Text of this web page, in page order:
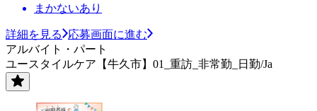
まかないあり
詳細を見る
応募画面に進む
アルバイト・パート
ユースタイルケア【牛久市】01_重訪_非常勤_日勤/Ja